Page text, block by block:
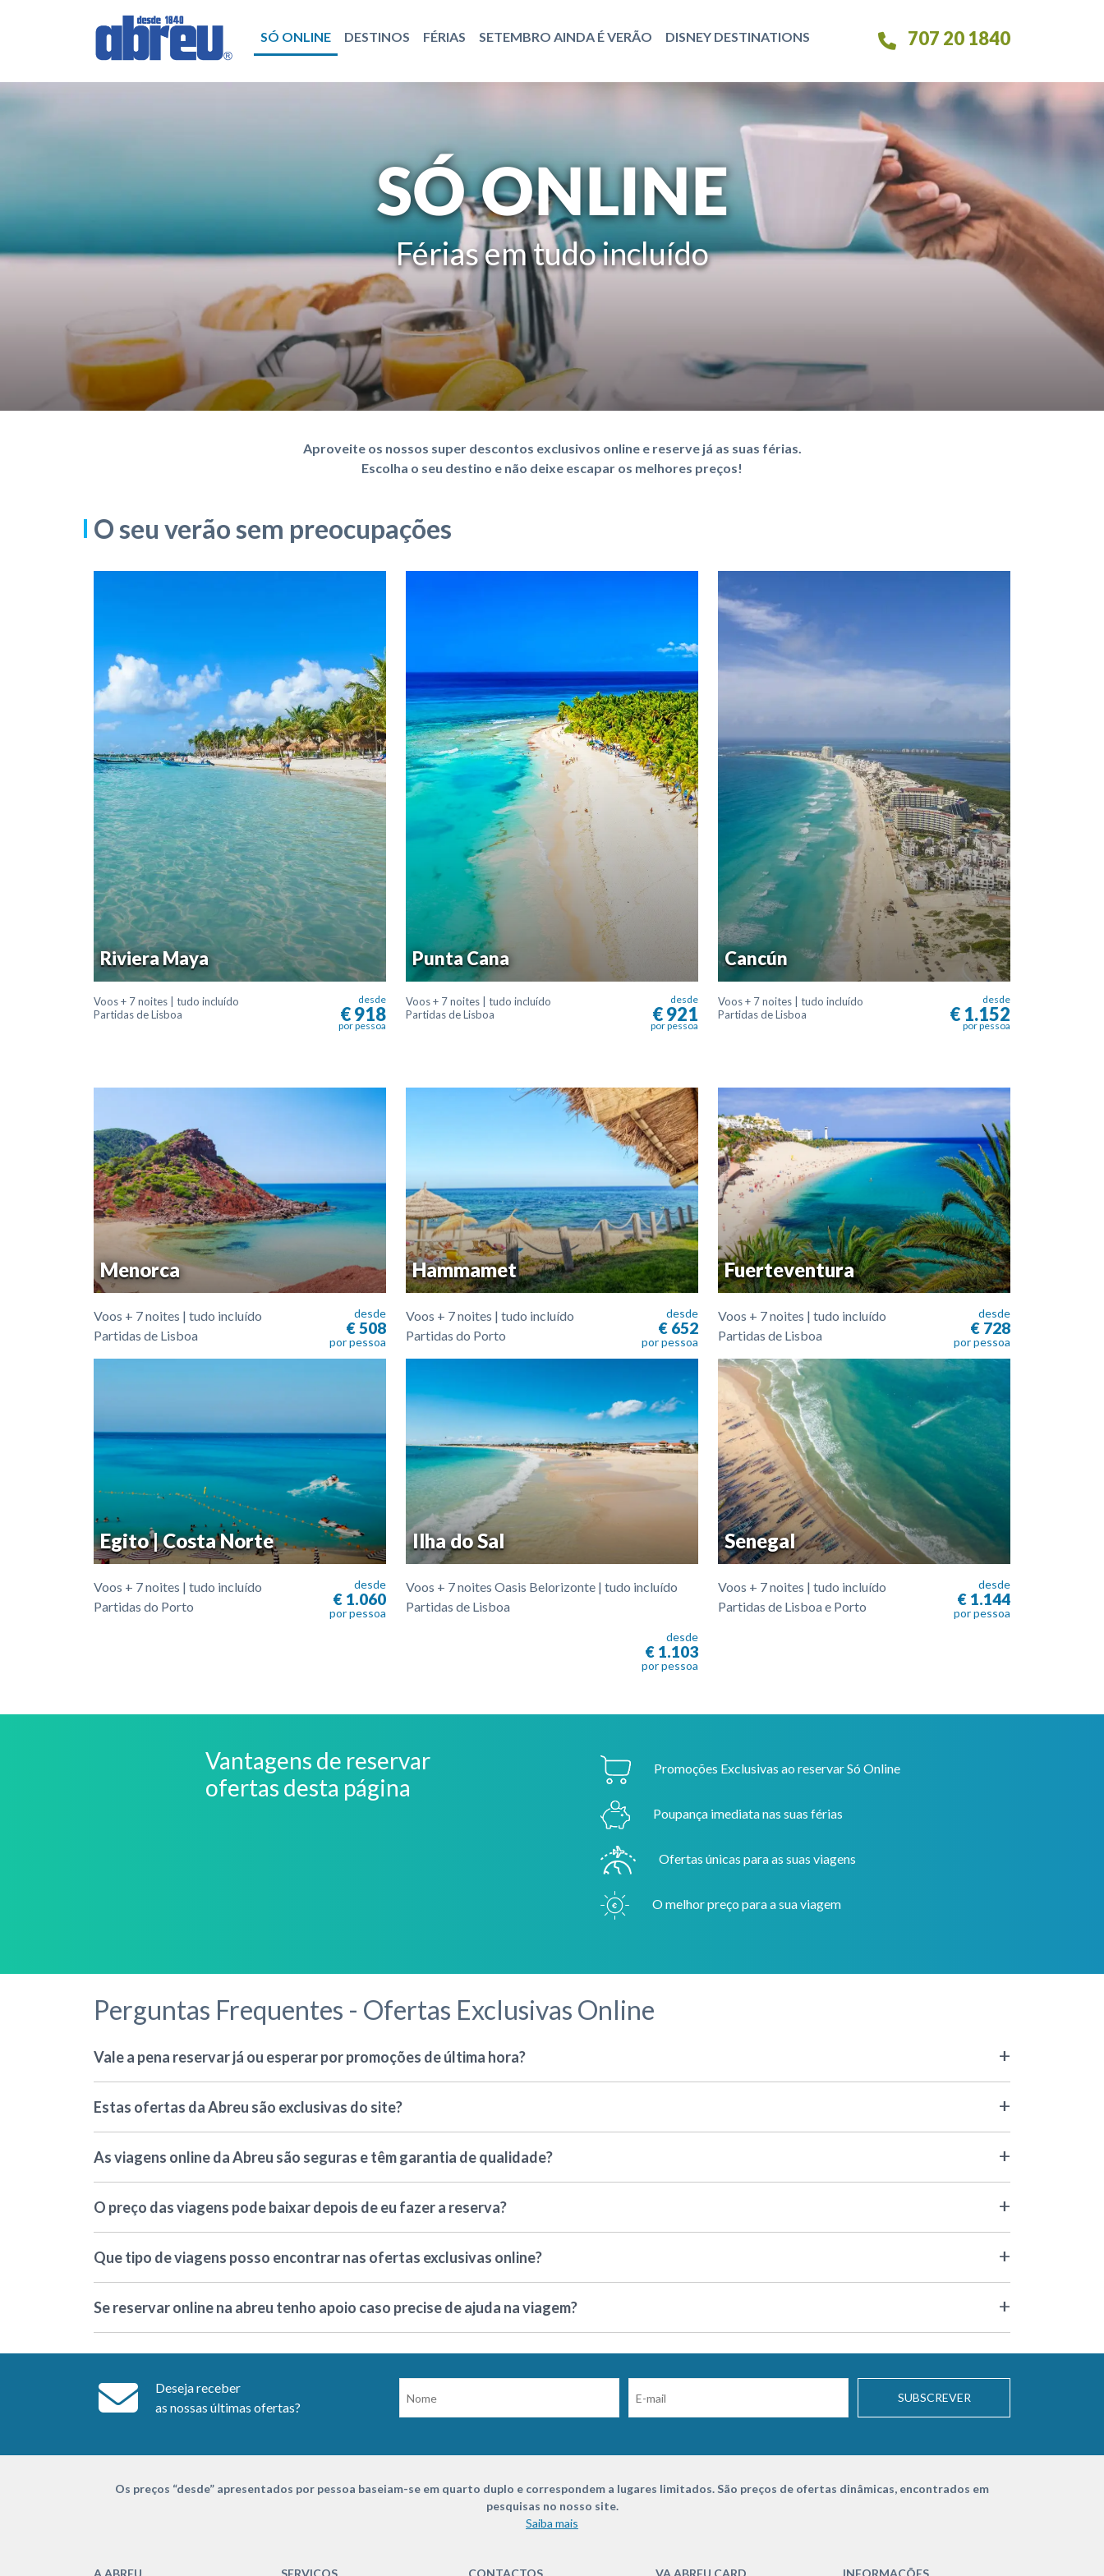
SÓ ONLINE DESTINOS FÉRIAS SETEMBRO AINDA É VERÃO DISNEY DESTINATIONS 707 20 1840
SÓ ONLINE
Férias em tudo incluído
Aproveite os nossos super descontos exclusivos online e reserve já as suas férias.
Escolha o seu destino e não deixe escapar os melhores preços!
O seu verão sem preocupações
Riviera Maya
Voos + 7 noites | tudo incluído
Partidas de Lisboa
desde
€ 918
por pessoa
Punta Cana
Voos + 7 noites | tudo incluído
Partidas de Lisboa
desde
€ 921
por pessoa
Cancún
Voos + 7 noites | tudo incluído
Partidas de Lisboa
desde
€ 1.152
por pessoa
Menorca
Voos + 7 noites | tudo incluído
Partidas de Lisboa
desde
€ 508
por pessoa
Hammamet
Voos + 7 noites | tudo incluído
Partidas do Porto
desde
€ 652
por pessoa
Fuerteventura
Voos + 7 noites | tudo incluído
Partidas de Lisboa
desde
€ 728
por pessoa
Egito | Costa Norte
Voos + 7 noites | tudo incluído
Partidas do Porto
desde
€ 1.060
por pessoa
Ilha do Sal
Voos + 7 noites Oasis Belorizonte | tudo incluído
Partidas de Lisboa
desde
€ 1.103
por pessoa
Senegal
Voos + 7 noites | tudo incluído
Partidas de Lisboa e Porto
desde
€ 1.144
por pessoa
Vantagens de reservar
ofertas desta página
Promoções Exclusivas ao reservar Só Online
Poupança imediata nas suas férias
Ofertas únicas para as suas viagens
O melhor preço para a sua viagem
Perguntas Frequentes - Ofertas Exclusivas Online
Vale a pena reservar já ou esperar por promoções de última hora?
Estas ofertas da Abreu são exclusivas do site?
As viagens online da Abreu são seguras e têm garantia de qualidade?
O preço das viagens pode baixar depois de eu fazer a reserva?
Que tipo de viagens posso encontrar nas ofertas exclusivas online?
Se reservar online na abreu tenho apoio caso precise de ajuda na viagem?
Deseja receber
as nossas últimas ofertas?
SUBSCREVER
Os preços “desde” apresentados por pessoa baseiam-se em quarto duplo e correspondem a lugares limitados. São preços de ofertas dinâmicas, encontrados em
pesquisas no nosso site.
Saiba mais
A ABREU SERVIÇOS CONTACTOS VA ABREU CARD INFORMAÇÕES